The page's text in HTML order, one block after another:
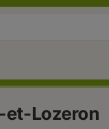
et-Lozeron